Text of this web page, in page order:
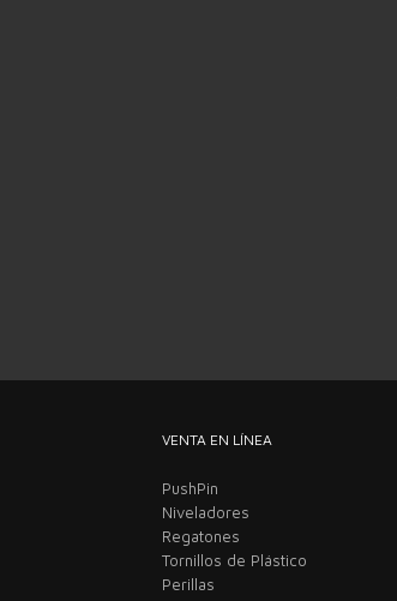
VENTA EN LÍNEA
PushPin
Niveladores
Regatones
Tornillos de Plástico
Perillas